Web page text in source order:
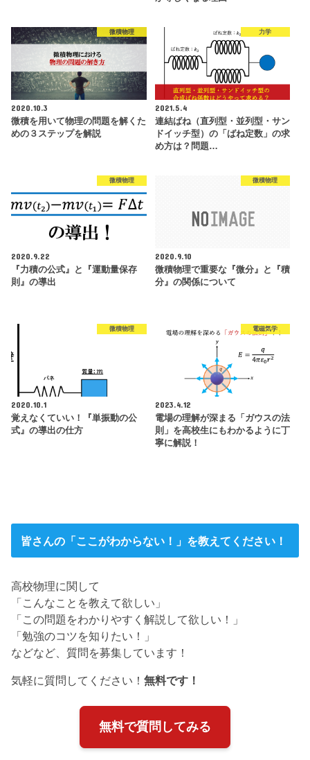
微積物理
2020.10.3
微積を用いて物理の問題を解くた
めの３ステップを解説
力学
2021.5.4
連結ばね（直列型・並列型・サン
ドイッチ型）の「ばね定数」の求
め方は？問題…
微積物理
2020.9.22
『力積の公式』と『運動量保存
則』の導出
微積物理
2020.9.10
微積物理で重要な『微分』と『積
分』の関係について
微積物理
2020.10.1
覚えなくていい！『単振動の公
式』の導出の仕方
電磁気学
2023.4.12
電場の理解が深まる「ガウスの法
則」を高校生にもわかるように丁
寧に解説！
皆さんの「ここがわからない！」を教えてください！
高校物理に関して
「こんなことを教えて欲しい」
「この問題をわかりやすく解説して欲しい！」
「勉強のコツを知りたい！」
などなど、質問を募集しています！
気軽に質問してください！無料です！
無料で質問してみる